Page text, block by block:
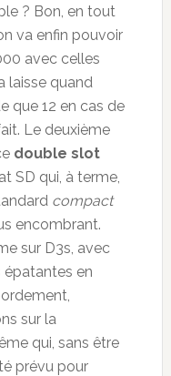
? Bon, en tout
va enfin pouvoir
avec celles
laisse quand
que 12 en cas de
Le deuxième
double slot
SD qui, à terme,
compact
encombrant.
sur D3s, avec
en
sur la
qui, sans être
prévu pour